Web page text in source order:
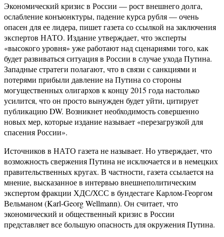
Экономический кризис в России — рост внешнего долга,
ослабление конъюнктуры, падение курса рубля — очень
опасен для ее лидера, пишет газета со ссылкой на заключения
экспертов НАТО. Издание утверждает, что эксперты
«высокого уровня» уже работают над сценариями того, как
будет развиваться ситуация в России в случае ухода Путина.
Западные стратеги полагают, что в связи с санкциями и
потерями прибыли давление на Путина со стороны
могущественных олигархов к концу 2015 года настолько
усилится, что он просто вынужден будет уйти, цитирует
публикацию DW. Возникнет необходимость совершенно
новых мер, которые издание называет «перезагрузкой для
спасения России».
Источников в НАТО газета не называет. Но утверждает, что
возможность свержения Путина не исключается и в немецких
правительственных кругах. В частности, газета ссылается на
мнение, высказанное в интервью внешнеполитическим
экспертом фракции ХДС/ХСС в бундестаге Карлом-Георгом
Вельманом (Karl-Georg Wellmann). Он считает, что
экономический и общественный кризис в России
представляет все большую опасность для окружения Путина.